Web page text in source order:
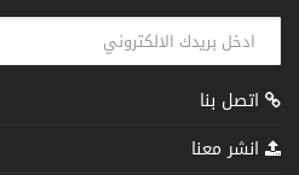
اتصل بنا
انشر معنا